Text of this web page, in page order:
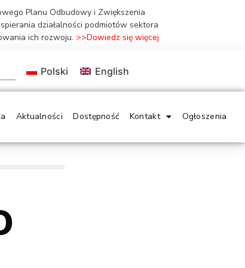
Planu Odbudowy i Zwiększenia
działalności podmiotów sektora
ich rozwoju. >>Dowiedz się więcej
Polski English
Aktualności Dostępność Kontakt Ogłoszenia